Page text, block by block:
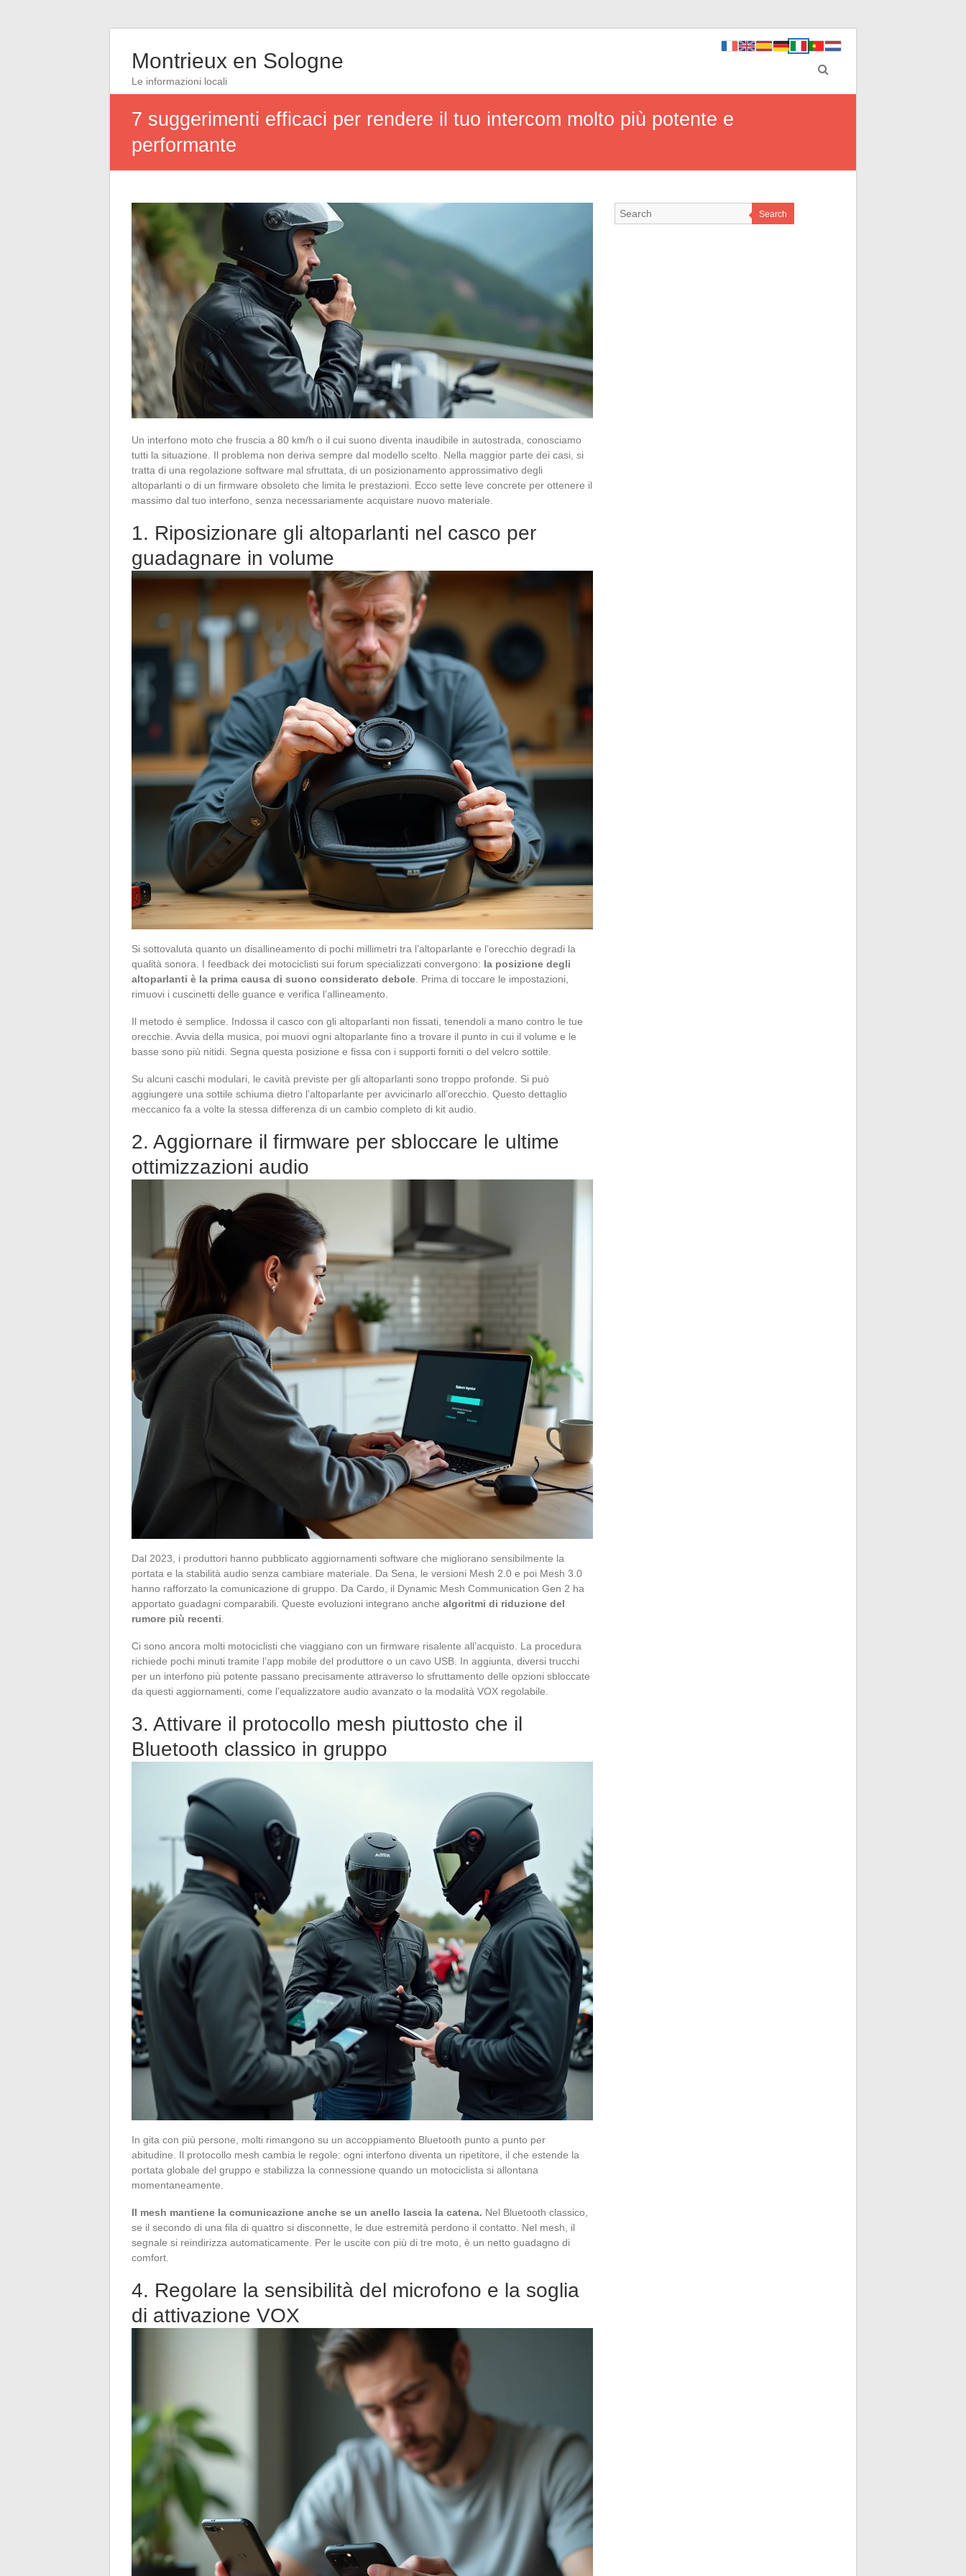
Montrieux en Sologne
Le informazioni locali
7 suggerimenti efficaci per rendere il tuo intercom molto più potente e
performante
Un interfono moto che fruscia a 80 km/h o il cui suono diventa inaudibile in autostrada, conosciamo
tutti la situazione. Il problema non deriva sempre dal modello scelto. Nella maggior parte dei casi, si
tratta di una regolazione software mal sfruttata, di un posizionamento approssimativo degli
altoparlanti o di un firmware obsoleto che limita le prestazioni. Ecco sette leve concrete per ottenere il
massimo dal tuo interfono, senza necessariamente acquistare nuovo materiale.
1. Riposizionare gli altoparlanti nel casco per
guadagnare in volume
Si sottovaluta quanto un disallineamento di pochi millimetri tra l’altoparlante e l’orecchio degradi la
qualità sonora. I feedback dei motociclisti sui forum specializzati convergono: la posizione degli
altoparlanti è la prima causa di suono considerato debole. Prima di toccare le impostazioni,
rimuovi i cuscinetti delle guance e verifica l’allineamento.
Il metodo è semplice. Indossa il casco con gli altoparlanti non fissati, tenendoli a mano contro le tue
orecchie. Avvia della musica, poi muovi ogni altoparlante fino a trovare il punto in cui il volume e le
basse sono più nitidi. Segna questa posizione e fissa con i supporti forniti o del velcro sottile.
Su alcuni caschi modulari, le cavità previste per gli altoparlanti sono troppo profonde. Si può
aggiungere una sottile schiuma dietro l’altoparlante per avvicinarlo all’orecchio. Questo dettaglio
meccanico fa a volte la stessa differenza di un cambio completo di kit audio.
2. Aggiornare il firmware per sbloccare le ultime
ottimizzazioni audio
Dal 2023, i produttori hanno pubblicato aggiornamenti software che migliorano sensibilmente la
portata e la stabilità audio senza cambiare materiale. Da Sena, le versioni Mesh 2.0 e poi Mesh 3.0
hanno rafforzato la comunicazione di gruppo. Da Cardo, il Dynamic Mesh Communication Gen 2 ha
apportato guadagni comparabili. Queste evoluzioni integrano anche algoritmi di riduzione del
rumore più recenti
Ci sono ancora molti motociclisti che viaggiano con un firmware risalente all’acquisto. La procedura
richiede pochi minuti tramite l’app mobile del produttore o un cavo USB. In aggiunta, diversi trucchi
per un interfono più potente passano precisamente attraverso lo sfruttamento delle opzioni sbloccate
da questi aggiornamenti, come l’equalizzatore audio avanzato o la modalità VOX regolabile.
3. Attivare il protocollo mesh piuttosto che il
Bluetooth classico in gruppo
In gita con più persone, molti rimangono su un accoppiamento Bluetooth punto a punto per
abitudine. Il protocollo mesh cambia le regole: ogni interfono diventa un ripetitore, il che estende la
portata globale del gruppo e stabilizza la connessione quando un motociclista si allontana
momentaneamente.
Il mesh mantiene la comunicazione anche se un anello lascia la catena. Nel Bluetooth classico,
se il secondo di una fila di quattro si disconnette, le due estremità perdono il contatto. Nel mesh, il
segnale si reindirizza automaticamente. Per le uscite con più di tre moto, è un netto guadagno di
comfort.
4. Regolare la sensibilità del microfono e la soglia
di attivazione VOX
Search